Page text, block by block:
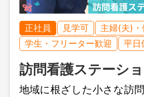
正社員 見学可
主婦(夫)・
学生・フリーター歓迎
平日
訪問看護ステーシ
地域に根ざした小さな訪